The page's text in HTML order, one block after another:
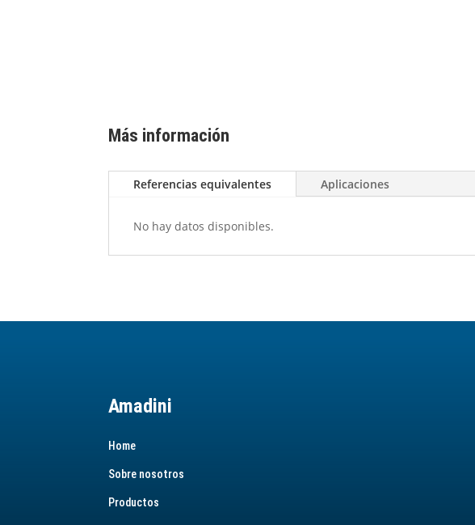
Más información
Referencias equivalentes Aplicaciones
No hay datos disponibles.
Amadini
Home
Sobre nosotros
Productos